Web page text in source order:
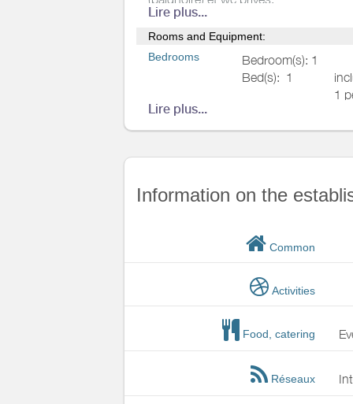
Other
Heating / Air
Various
Vous traverserez l’atelier du peintre
calme et à la tranquillité de cet espace.
Lire plus...
Rooms and Equipment:
Bedrooms
Bedroom(s): 1
Bed(s): 1
1
2
Bathrooms/
WC
conditioning
Various
Lire plus...
Information on the
Common
Activities
Food, catering
Réseaux